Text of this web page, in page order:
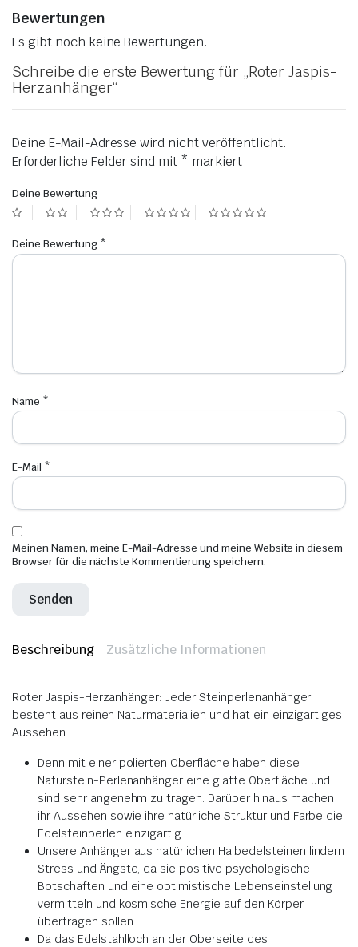
Bewertungen
Es gibt noch keine Bewertungen.
Schreibe die erste Bewertung für „Roter Jaspis-
Herzanhänger“
Deine E-Mail-Adresse wird nicht veröffentlicht.
Erforderliche Felder sind mit * markiert
Deine Bewertung
Deine Bewertung *
Name *
E-Mail *
Meinen Namen, meine E-Mail-Adresse und meine Website in diesem
Browser für die nächste Kommentierung speichern.
Beschreibung Zusätzliche Informationen
Roter Jaspis-Herzanhänger: Jeder Steinperlenanhänger
besteht aus reinen Naturmaterialien und hat ein einzigartiges
Aussehen.
Denn mit einer polierten Oberfläche haben diese
Naturstein-Perlenanhänger eine glatte Oberfläche und
sind sehr angenehm zu tragen. Darüber hinaus machen
ihr Aussehen sowie ihre natürliche Struktur und Farbe die
Edelsteinperlen einzigartig.
Unsere Anhänger aus natürlichen Halbedelsteinen lindern
Stress und Ängste, da sie positive psychologische
Botschaften und eine optimistische Lebenseinstellung
vermitteln und kosmische Energie auf den Körper
übertragen sollen.
Da das Edelstahlloch an der Oberseite des